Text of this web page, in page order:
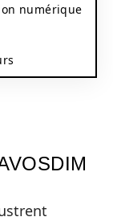
numérique